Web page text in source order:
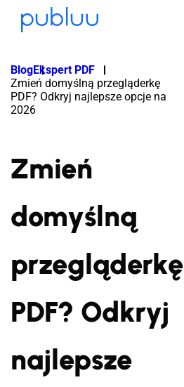
BlogEkspert PDF
Zmień domyślną przegląderkę
PDF? Odkryj najlepsze opcje na
2026
Zmień
domyślną
przegląderkę
PDF? Odkryj
najlepsze